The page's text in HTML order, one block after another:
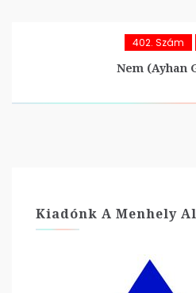
402. Szám
Nem (Ayhan
Kiadónk A Menhely